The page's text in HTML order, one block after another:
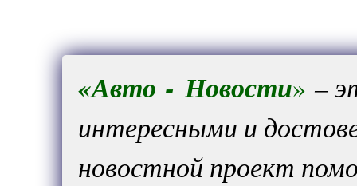
«Авто -Новости» –
интересными и
новостной проект